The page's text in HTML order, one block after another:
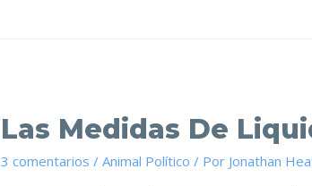
Las Medidas De
3 comentarios /Animal Político / Por Jonathan